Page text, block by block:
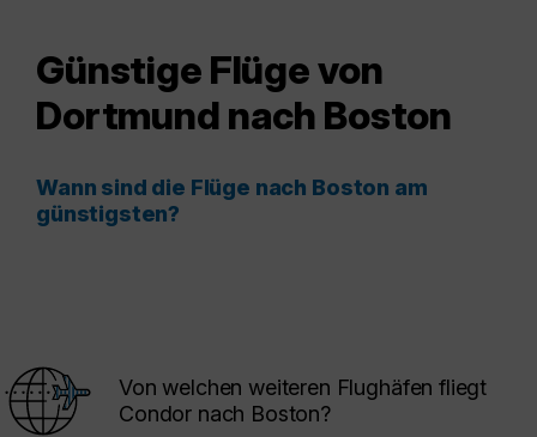
Günstige Flüge von
Dortmund nach Boston
Wann sind die Flüge nach Boston am
günstigsten?
Von welchen weiteren Flughäfen fliegt
Condor nach Boston?